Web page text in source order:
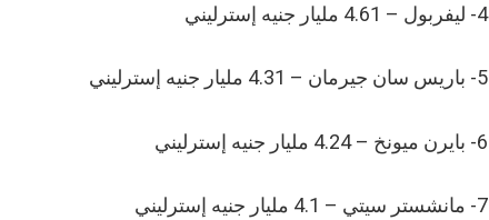
4- ليفربول – 4.61 مليار جنيه إسترليني
5- باريس سان جيرمان – 4.31 مليار جنيه إسترليني
6- بايرن ميونخ – 4.24 مليار جنيه إسترليني
7- مانشستر سيتي – 4.1 مليار جنيه إسترليني